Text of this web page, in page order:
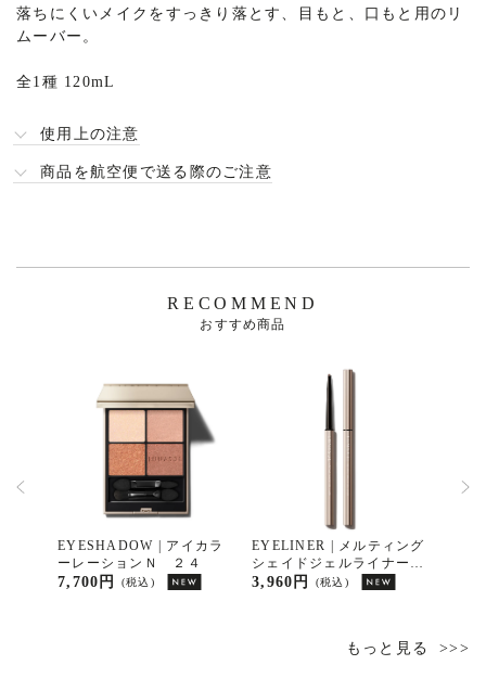
落ちにくいメイクをすっきり落とす、目もと、口もと用のリ
ムーバー。
全1種 120mL
使用上の注意
商品を航空便で送る際のご注意
RECOMMEND
おすすめ商品
EYESHADOW | アイカラ
ーレーションＮ ２４
(税込)
7,700円
EYELINER | メルティング
シェイドジェルライナー
０１
(税込)
3,960円
もっと見る